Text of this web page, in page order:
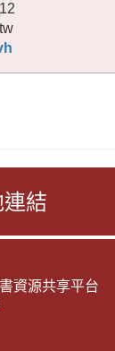
結
資源共享平台